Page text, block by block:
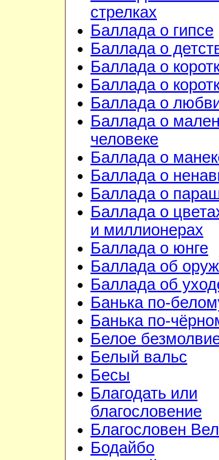
стрелках
Баллада о гипсе
Баллада о
Баллада о
Баллада о
Баллада о
Баллада о
человеке
Баллада о
Баллада о
Баллада о
Баллада о
и миллионерах
Баллада о юнге
Баллада об
Баллада об
Банька по-
Банька по-
Белое
Белый вальс
Бесы
Благодать или
благословение
Благословен
Бодайбо